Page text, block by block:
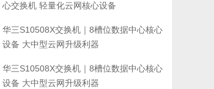
心交换机 轻量化云网核心设备
华三S10508X交换机｜8槽位数据中心核心
设备 大中型云网升级利器
华三S10508X交换机｜8槽位数据中心核心
设备 大中型云网升级利器